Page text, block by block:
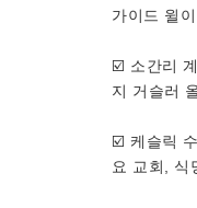
가이드 윌
☑️ 소간리
지 거슬러
☑️ 케슬릭
요 교회, 식